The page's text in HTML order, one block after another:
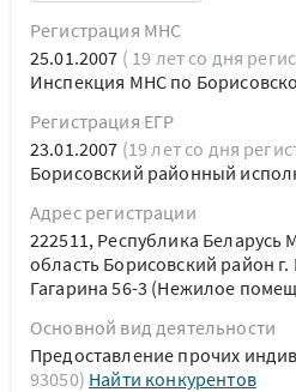
Регистрация МНС
25.01.2007 ( 19 лет со дня
Инспекция МНС по
Регистрация ЕГР
23.01.2007 (19 лет со дня
Борисовский районный
Адрес регистрации
222511, Республика Беларусь
область Борисовский район г.
Гагарина 56-3 (Нежилое
Основной вид деятельности
Предоставление прочих
93050) Найти конкурентов